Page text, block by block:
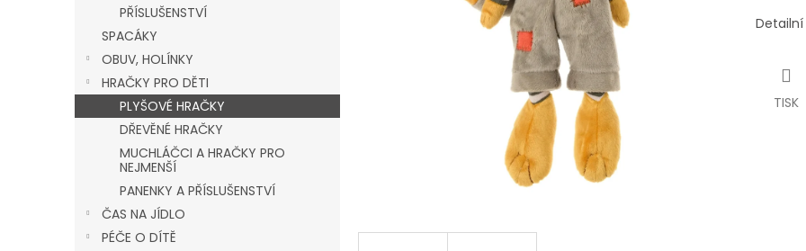
PŘÍSLUŠENSTVÍ
SPACÁKY
OBUV, HOLÍNKY
HRAČKY PRO DĚTI
PLYŠOVÉ HRAČKY
DŘEVĚNÉ HRAČKY
MUCHLÁČCI A HRAČKY PRO
NEJMENŠÍ
PANENKY A PŘÍSLUŠENSTVÍ
ČAS NA JÍDLO
PÉČE O DÍTĚ
TISK